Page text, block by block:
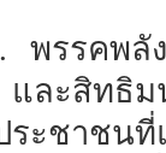
พรรคพลั
และสิทธิ
ะชาชนที่